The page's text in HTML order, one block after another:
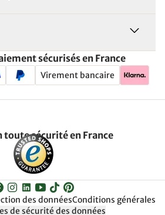
sécurisés en France
Virement bancaire
toute sécurité en France
des donnéesConditions générales
de sécurité des données